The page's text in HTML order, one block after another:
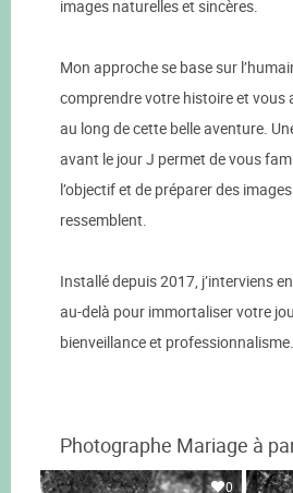
images naturelles et sincères.
Mon approche se base sur
comprendre votre histoire et vous
au long de cette belle aventure.
avant le jour J permet de vous
l’objectif et de préparer des
ressemblent.
Installé depuis 2017, j’interviens
au-delà pour immortaliser votre
bienveillance et professionnalisme.
Photographe Mariage à
0